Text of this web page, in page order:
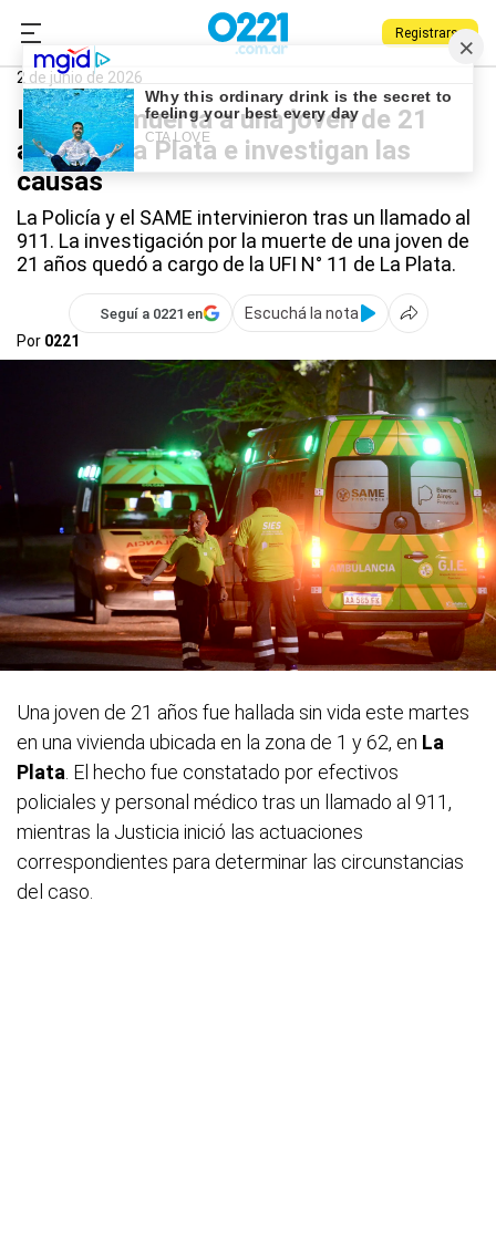
Registrarse
0221.com.ar
La Plata
2 de junio de 2026
Hallaron muerta a una joven de 21
años en La Plata e investigan las
causas
La Policía y el SAME intervinieron tras un llamado al
911. La investigación por la muerte de una joven de
21 años quedó a cargo de la UFI N° 11 de La Plata.
Seguí a 0221 en
Escuchá la nota
Por 0221
Una joven de 21 años fue hallada sin vida este martes
en una vivienda ubicada en la zona de 1 y 62, en La
Plata. El hecho fue constatado por efectivos
policiales y personal médico tras un llamado al 911,
mientras la Justicia inició las actuaciones
correspondientes para determinar las circunstancias
del caso.